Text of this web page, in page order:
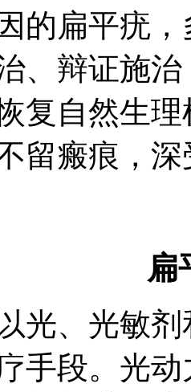
的扁平疣
、辩证施
复自然生
留瘢痕，
扁平
、光敏剂
手段。光